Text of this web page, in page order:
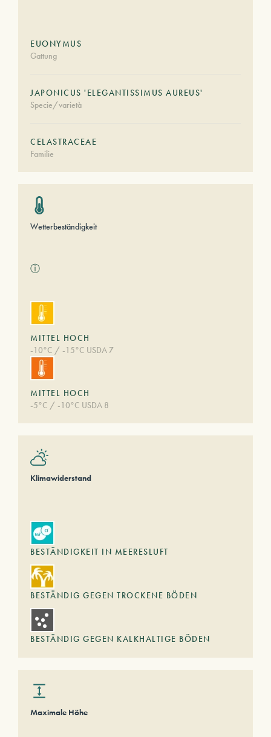
EUONYMUS
Gattung
JAPONICUS 'ELEGANTISSIMUS AUREUS'
Specie/varietà
CELASTRACEAE
Familie
Wetterbeständigkeit
ⓘ
MITTEL HOCH
-10°C / -15°C USDA 7
MITTEL HOCH
-5°C / -10°C USDA 8
Klimawiderstand
BESTÄNDIGKEIT IN MEERESLUFT
BESTÄNDIG GEGEN TROCKENE BÖDEN
BESTÄNDIG GEGEN KALKHALTIGE BÖDEN
Maximale Höhe